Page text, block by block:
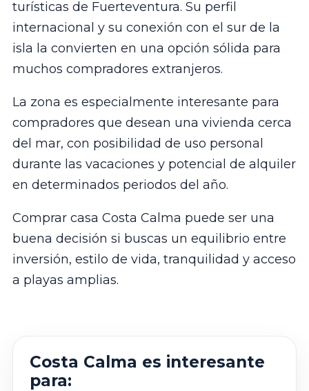
turísticas de Fuerteventura. Su perfil
internacional y su conexión con el sur de la
isla la convierten en una opción sólida para
muchos compradores extranjeros.
La zona es especialmente interesante para
compradores que desean una vivienda cerca
del mar, con posibilidad de uso personal
durante las vacaciones y potencial de alquiler
en determinados periodos del año.
Comprar casa Costa Calma puede ser una
buena decisión si buscas un equilibrio entre
inversión, estilo de vida, tranquilidad y acceso
a playas amplias.
Costa Calma es interesante
para: